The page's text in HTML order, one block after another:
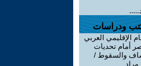
ودراسات
الإقليمي العربي
أمام تحديات
والسقوط /